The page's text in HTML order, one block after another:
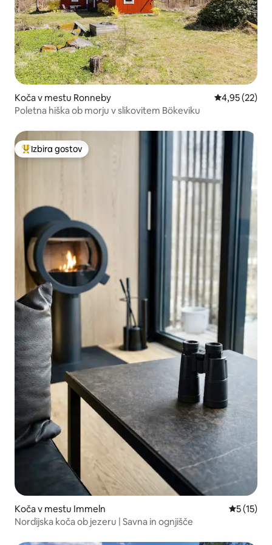
Koča v mestu Ronneby Povprečna
4,95 (22)
Poletna hiška ob morju v slikovitem Bökeviku
Najbolj priljubljena prenočišča z značko »Izbira gostov«
Izbira gostov
Koča v mestu Immeln
5 (15)
Nordijska koča ob jezeru | Savna in ognjišče